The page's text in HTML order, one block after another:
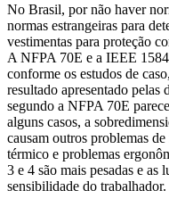
No Brasil, por não haver
normas estrangeiras para
vestimentas para proteção
A NFPA 70E e a IEEE
conforme os estudos de
resultado apresentado pelas
segundo a NFPA 70E
alguns casos, a
causam outros problemas
térmico e problemas
3 e 4 são mais pesadas e as
sensibilidade do trabalhador.